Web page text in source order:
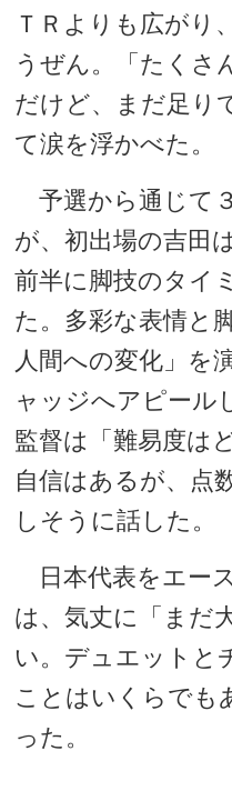
ＴＲよりも広がり
うぜん。「たくさ
だけど、まだ足り
て涙を浮かべた。
予選から通じて
が、初出場の吉田
前半に脚技のタイ
た。多彩な表情と
人間への変化」を
ャッジへアピール
監督は「難易度は
自信はあるが、点
しそうに話した。
日本代表をエー
は、気丈に「まだ
い。デュエットと
ことはいくらでも
った。